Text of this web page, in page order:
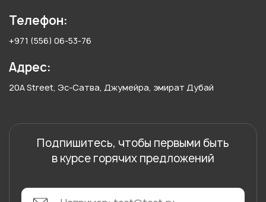
Телефон:
+971 (556) 06-53-76
Адрес:
20A Street, Эс-Сатва, Джумейра, эмират Дубай
Подпишитесь, чтобы первыми быть
в курсе горячих предложений